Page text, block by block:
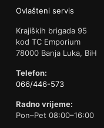
Ovlašteni servis
Krajiških brigada 95
kod TC Emporium
78000 Banja Luka, BiH
Telefon:
066/446-573
Radno vrijeme:
Pon–Pet 08:00–16:00